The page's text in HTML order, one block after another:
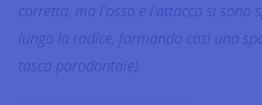
corretta, ma l'osso e l'attacco si sono
lungo la radice, formando così uno
tasca parodontale).